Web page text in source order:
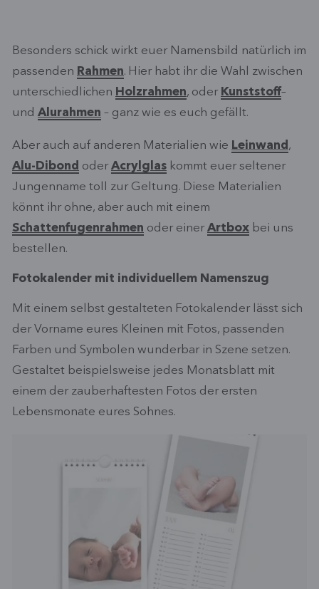
Besonders schick wirkt euer Namensbild natürlich im
passenden Rahmen. Hier habt ihr die Wahl zwischen
unterschiedlichen Holzrahmen, oder Kunststoff–
und Alurahmen – ganz wie es euch gefällt.
Aber auch auf anderen Materialien wie Leinwand ,
Alu-Dibond oder Acrylglas kommt euer seltener
Jungenname toll zur Geltung. Diese Materialien
könnt ihr ohne, aber auch mit einem
Schattenfugenrahmen oder einer Artbox bei uns
bestellen.
Fotokalender mit individuellem Namenszug
Mit einem selbst gestalteten Fotokalender lässt sich
der Vorname eures Kleinen mit Fotos, passenden
Farben und Symbolen wunderbar in Szene setzen.
Gestaltet beispielsweise jedes Monatsblatt mit
einem der zauberhaftesten Fotos der ersten
Lebensmonate eures Sohnes.